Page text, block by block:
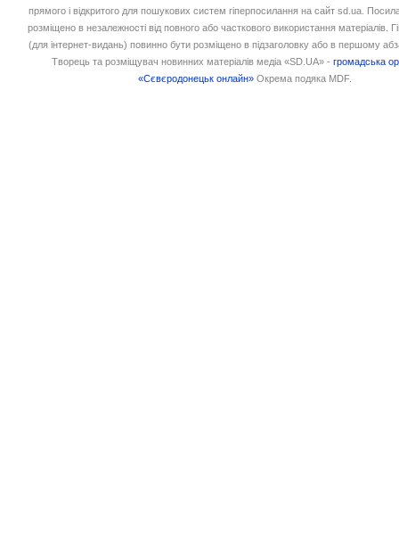
прямого і відкритого для пошукових систем гіперпосилання на сайт sd.ua.
розміщено в незалежності від повного або часткового використання матеріалів.
(для інтернет-видань) повинно бути розміщено в підзаголовку або в першому
Творець та розміщувач новинних матеріалів медіа «SD.UA» -громадська
«Сєвєродонецьк онлайн» Окрема подяка MDF.